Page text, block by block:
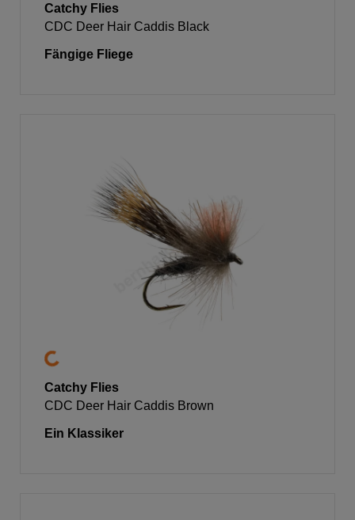
Catchy Flies
CDC Deer Hair Caddis Black
Fängige Fliege
Catchy Flies
CDC Deer Hair Caddis Brown
Ein Klassiker